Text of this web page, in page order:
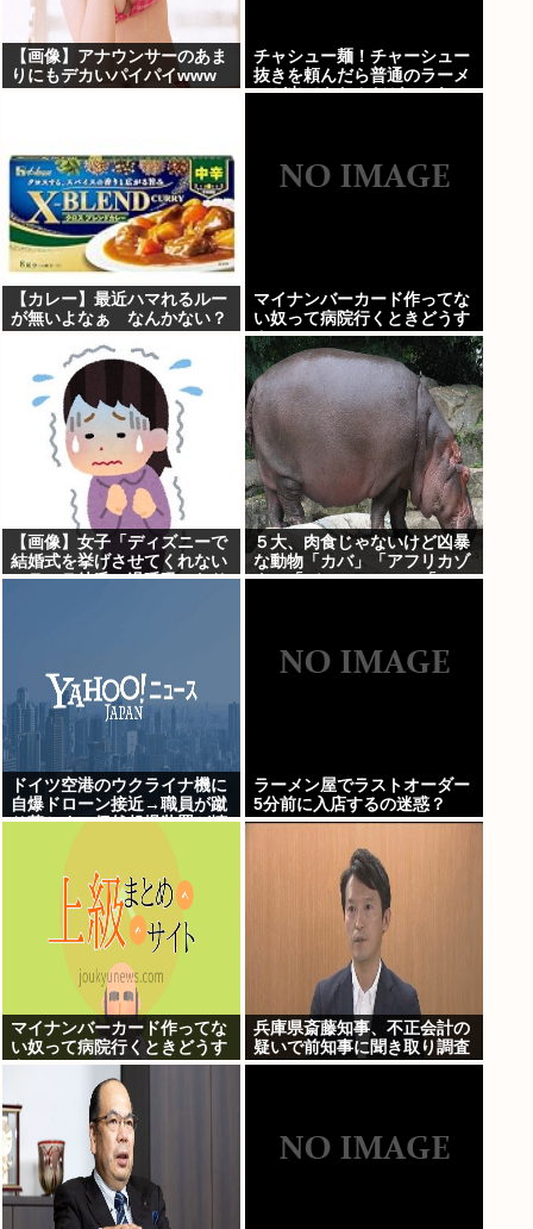
【画像】アナウンサーのあま
りにもデカいパイパイwww
チャシュー麺！チャーシュー
抜きを頼んだら普通のラーメ
ンが出てきたんだが、これっ
【カレー】最近ハマれるルー
が無いよなぁ なんかない？
マイナンバーカード作ってな
い奴って病院行くときどうす
んの
【画像】女子「ディズニーで
結婚式を挙げさせてくれない
モラハラ彼氏。過呼吸になり
５大、肉食じゃないけど凶暴
な動物「カバ」「アフリカゾ
ウ」「バッファロー」「コー
ドイツ空港のウクライナ機に
自爆ドローン接近→職員が蹴
り落とす→偶然起爆装置が壊
ラーメン屋でラストオーダー
5分前に入店するの迷惑？
マイナンバーカード作ってな
い奴って病院行くときどうす
んの
兵庫県斎藤知事、不正会計の
疑いで前知事に聞き取り調査
へ